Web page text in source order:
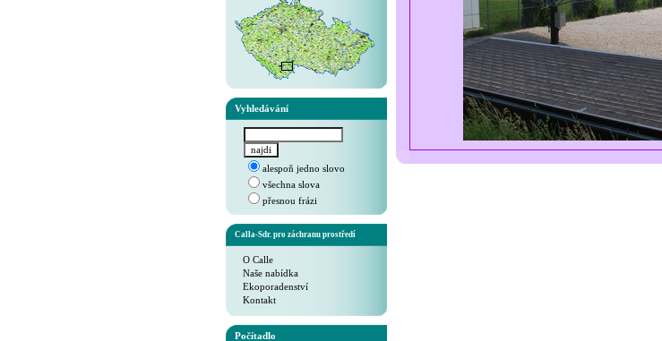
Vyhledávání
alespoň jedno slovo
všechna slova
přesnou frázi
Calla-Sdr. pro záchranu prostředí
O Calle
Naše nabídka
Ekoporadenství
Kontakt
Počítadlo